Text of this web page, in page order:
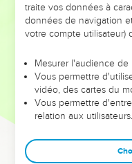
Le vaurien prépare le
comme un feu dévorant.
divise les amis.
L'homme violent
sur une voie qui n'est
Celui qui ferme les
perverses, qui se mord
Les cheveux blancs
traite vos données à
données de navigation
votre compte utilisateur)
Mesurer l'audience de
Vous permettre
vidéo, des cartes du
Vous permettre
relation aux utilisateurs.